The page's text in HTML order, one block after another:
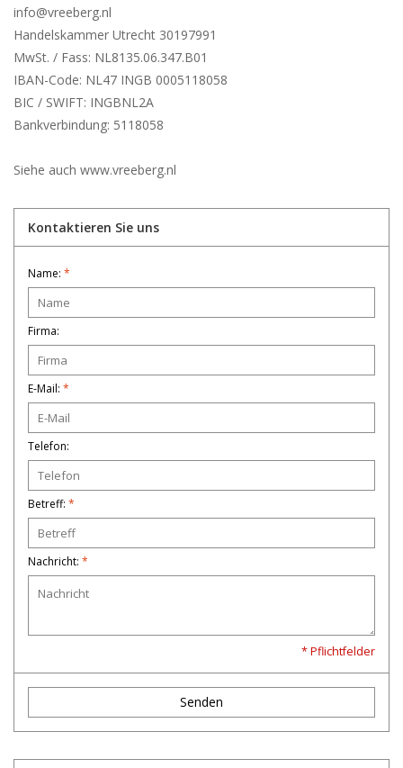
Geknotete Elastikschlaufe
Schwarze Gummibänder –
Sonderangebot!
Sonderangebot!
info@vreeberg.nl
Handelskammer Utrecht 30197991
MwSt. / Fass: NL8135.06.347.B01
IBAN-Code: NL47 INGB 0005118058
BIC / SWIFT: INGBNL2A
Bankverbindung: 5118058
Siehe auch www.vreeberg.nl
Kontaktieren Sie uns
Name: *
Firma:
E-Mail: *
Telefon:
Betreff: *
Nachricht: *
* Pflichtfelder
Senden